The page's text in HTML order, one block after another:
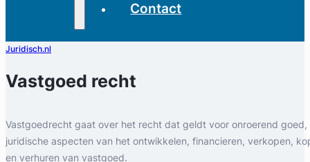
Contact
Juridisch.nl
Vastgoed recht
Vastgoedrecht gaat over het recht dat geldt voor onroerend goed,
juridische aspecten van het ontwikkelen, financieren, verkopen,
en verhuren van vastgoed.